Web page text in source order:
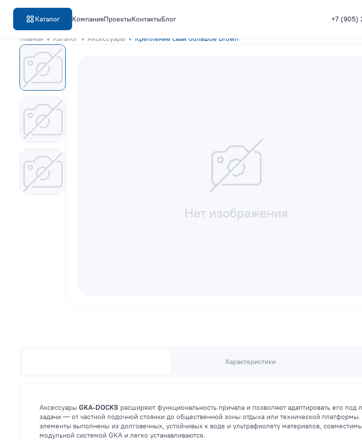
Каталог КомпанияПроектыКонтактыБлог +7 (905)
Главная Каталог Аксессуары Крепление сваи большое Brown
Характеристики
Аксессуары GKA-DOCKS расширяют функциональность причала и позволяют адаптировать его под
задачи — от частной лодочной стоянки до общественной зоны отдыха или технической платформы.
элементы выполнены из долговечных, устойчивых к воде и ультрафиолету материалов,
модульной системой GKA и легко устанавливаются.